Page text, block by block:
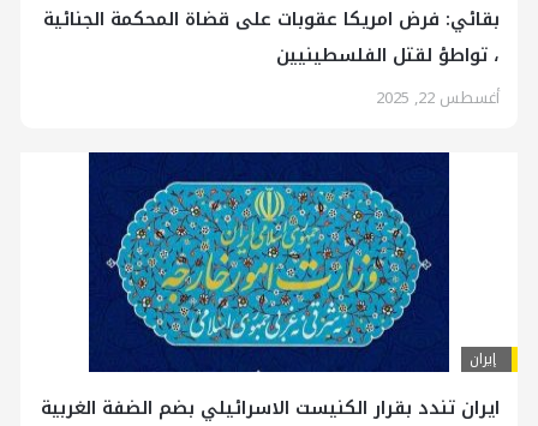
بقائي: فرض امريكا عقوبات على قضاة المحكمة الجنائية
، تواطؤ لقتل الفلسطينيين
أغسطس 22, 2025
إيران
ايران تندد بقرار الكنيست الاسرائيلي بضم الضفة الغربية